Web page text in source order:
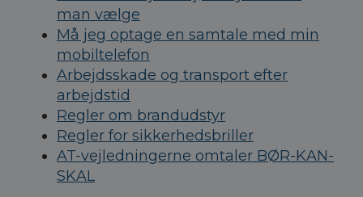
man vælge
Må jeg optage en samtale med min
mobiltelefon
Arbejdsskade og transport efter
arbejdstid
Regler om brandudstyr
Regler for sikkerhedsbriller
AT-vejledningerne omtaler BØR-KAN-
SKAL